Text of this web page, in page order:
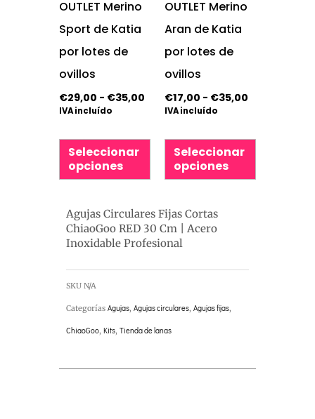
OUTLET Merino
Sport de Katia
por lotes de
ovillos
€29,00 - €35,00
IVA incluído
Seleccionar
opciones
opciones
pueden
elegir
la
página
de
OUTLET Merino
Aran de Katia
por lotes de
ovillos
€17,00 - €35,00
IVA incluído
Seleccionar
opciones
la
de
Agujas Circulares Fijas Cortas
ChiaoGoo RED 30 Cm | Acero
Inoxidable Profesional
SKU N/A
Categorías Agujas, Agujas circulares, Agujas fijas,
ChiaoGoo, Kits, Tienda de lanas